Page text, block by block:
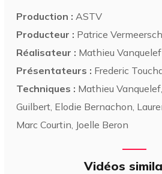
Production : ASTV
Producteur : Patrice Vermeersch
Réalisateur : Mathieu Vanquelef
Présentateurs : Frederic
Techniques : Mathieu
Guilbert, Elodie Bernachon,
Marc Courtin, Joelle Beron
Vidéos